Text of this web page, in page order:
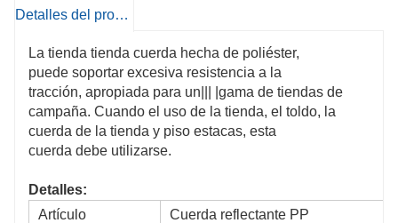
cuerdas" es ser capaz de localizar los.
Detalles del producto
La tienda tienda cuerda hecha de poliéster,
puede soportar excesiva resistencia a la
tracción, apropiada para un||| |gama de tiendas de
campaña. Cuando el uso de la tienda, el toldo, la
cuerda de la tienda y piso estacas, esta
cuerda debe utilizarse.
Detalles:
Artículo
Cuerda reflectante PP